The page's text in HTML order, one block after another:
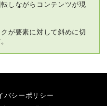
しながらコンテンツが現
が要素に対して斜めに切
バシーポリシー